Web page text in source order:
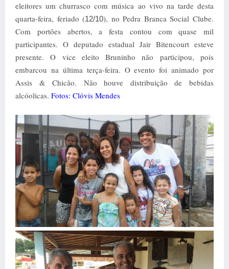
eleitores um churrasco com música ao vivo na tarde desta
quarta-feira, feriado (12/10), no Pedra Branca Social Clube.
Com portões abertos, a festa contou com quase mil
participantes. O deputado estadual Jair Bitencourt esteve
presente. O vice eleito Bruninho não participou, pois
embarcou na última terça-feira. O evento foi animado por
Assis & Chicão. Não houve distribuição de bebidas
alcóolicas. Fotos: Clóvis Mendes